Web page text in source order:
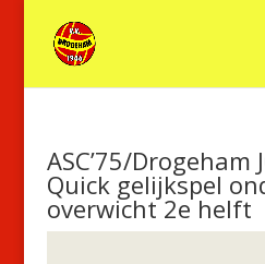
ASC’75/Drogeham
Quick gelijkspel
overwicht 2e helft